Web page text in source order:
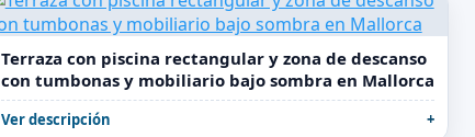
Terraza con piscina rectangular y zona de descanso
con tumbonas y mobiliario bajo sombra en Mallorca
Ver descripción